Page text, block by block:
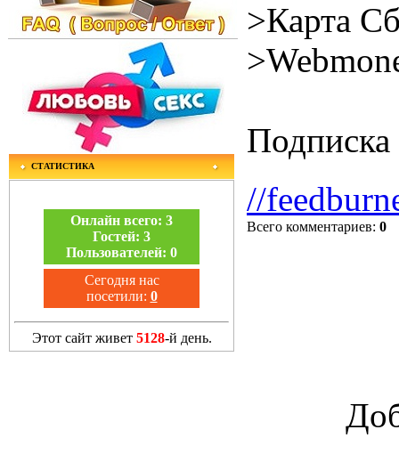
СТАТИСТИКА
Онлайн всего: 3
Гостей: 3
Пользователей: 0
Сегодня нас
посетили: 0
Этот сайт живет 5128-й день.
>Карта
Подписка
//
Всего комментариев: 0